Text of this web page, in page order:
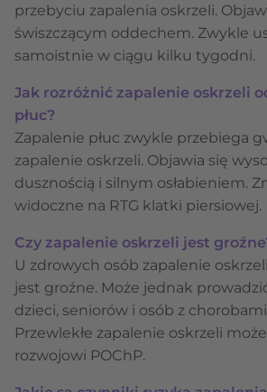
przebyciu zapalenia oskrzeli.
świszczącym oddechem. Zwykle
samoistnie w ciągu kilku tygodni.
Jak rozróżnić zapalenie oskrzeli
płuc?
Zapalenie płuc zwykle przebiega
zapalenie oskrzeli. Objawia się
dusznością i silnym osłabieniem.
widoczne na RTG klatki piersiowej.
Czy zapalenie oskrzeli jest
U zdrowych osób zapalenie
jest groźne. Może jednak
dzieci, seniorów i osób z
Przewlekłe zapalenie oskrzeli
rozwojowi POChP.